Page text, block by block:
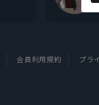
会員利用規約 プラ